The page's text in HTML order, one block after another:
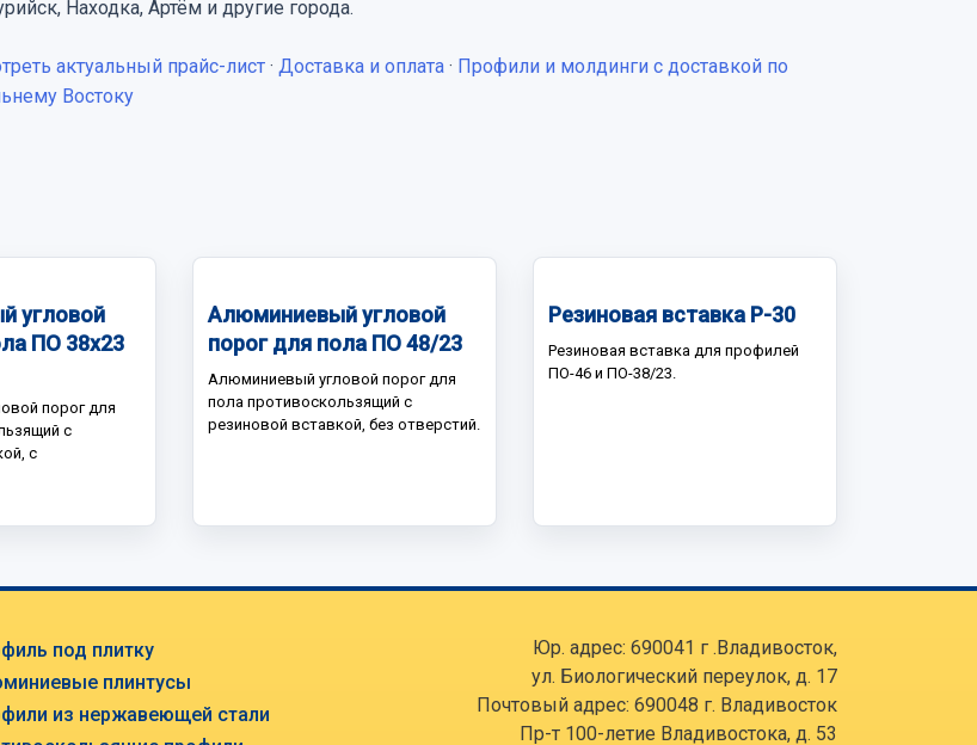
Находка, Артём и другие города.
актуальный прайс-лист · Доставка и оплата · Профили и молдинги с доставкой по
Востоку
угловой
ПО 38х23
порог для
с
с
Алюминиевый угловой
порог для пола ПО 48/23
Алюминиевый угловой порог для
пола противоскользящий с
резиновой вставкой, без отверстий.
Резиновая вставка Р-30
Резиновая вставка для профилей
ПО-46 и ПО-38/23.
под плитку
плинтусы
из нержавеющей стали
Юр. адрес: 690041 г .Владивосток,
ул. Биологический переулок, д. 17
Почтовый адрес: 690048 г. Владивосток
Пр-т 100-летие Владивостока, д. 53